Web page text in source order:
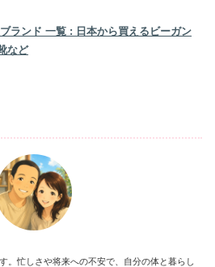
ランド 一覧 : 日本から買えるビーガン
など
。忙しさや将来への不安で、自分の体と暮らし